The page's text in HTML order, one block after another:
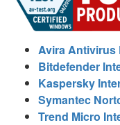
Avira Antivirus
Bitdefender
Kaspersky
Symantec
Trend Micro